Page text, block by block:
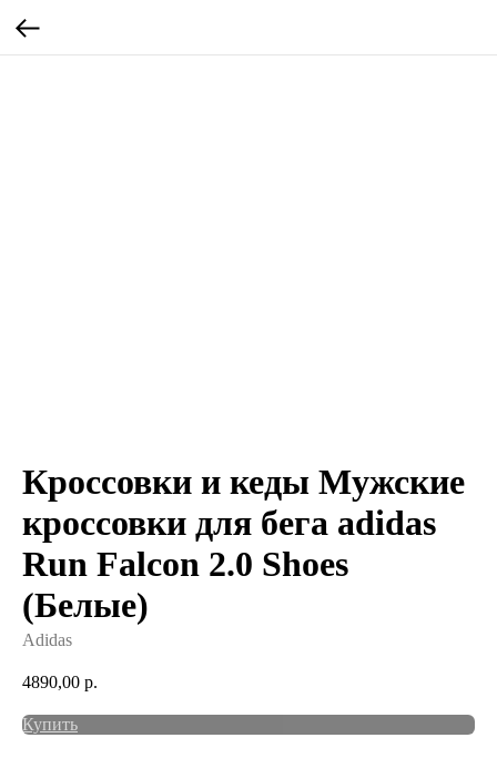
Кроссовки и кеды Мужские
кроссовки для бега adidas
Run Falcon 2.0 Shoes
(Белые)
Adidas
4890,00 р.
Купить